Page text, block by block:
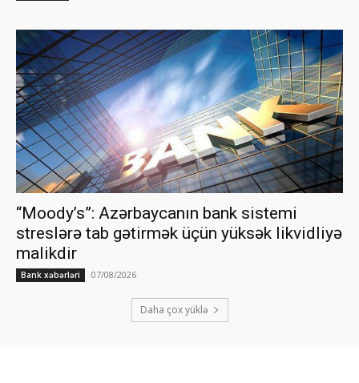
“Moody’s”: Azərbaycanın bank sistemi
streslərə tab gətirmək üçün yüksək likvidliyə
malikdir
Bank xəbərləri 07/08/2026
Daha çox yüklə